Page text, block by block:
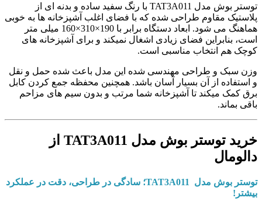
توستر بوش مدل TAT3A011 با رنگ سفید ساده و بدنه ‌ای از
پلاستیک مقاوم طراحی شده که با فضای اغلب آشپزخانه‌ ها به ‌خوبی
هماهنگ می‌ شود. ابعاد دستگاه برابر با 190×310×160 میلی ‌متر
است، بنابراین فضای زیادی اشغال نمیکند و برای آشپزخانه ‌های
کوچک هم انتخاب مناسبی است.
وزن سبک و طراحی مهندسی شده این مدل باعث شده حمل ‌و نقل
و استفاده از آن بسیار آسان باشد. همچنین محفظه جمع ‌کردن کابل
برق کمک میکند تا آشپزخانه شما مرتب و بدون سیم ‌های مزاحم
باقی بماند.
خرید توستر بوش مدل TAT3A011 از
دالومال
توستر بوش مدل TAT3A011؛ سادگی در طراحی، دقت در عملکرد
بیشتر!